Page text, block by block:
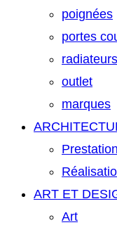
poignées
portes
outlet
marques
ART ET
Art